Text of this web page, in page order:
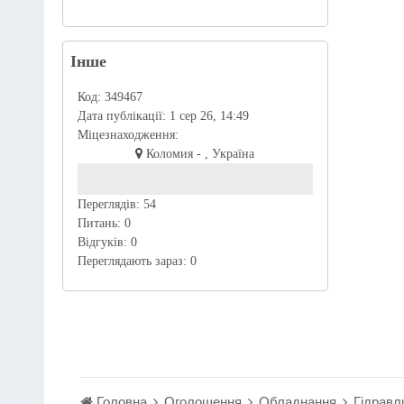
Інше
Код: 349467
Дата публікації: 1 сер 26, 14:49
Міцезнаходження:
Коломия - , Україна
Переглядів: 54
Питань: 0
Відгуків: 0
Переглядають зараз: 0